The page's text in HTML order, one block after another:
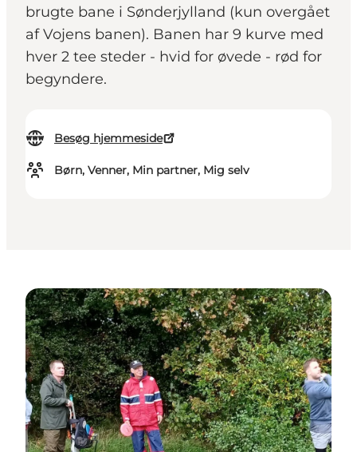
brugte bane i Sønderjylland (kun overgået
af Vojens banen). Banen har 9 kurve med
hver 2 tee steder - hvid for øvede - rød for
begyndere.
Besøg hjemmeside
Børn, Venner, Min partner, Mig selv